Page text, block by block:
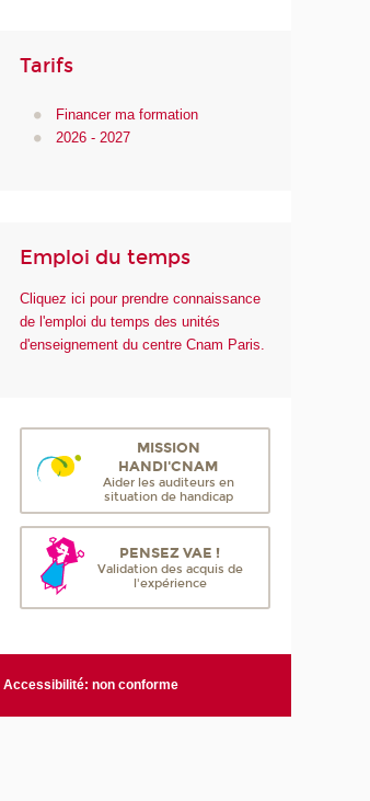
Tarifs
Financer ma formation
2026 - 2027
Emploi du temps
Cliquez ici pour prendre connaissance
de l'emploi du temps des unités
d'enseignement du centre Cnam Paris.
MISSION
HANDI'CNAM
Aider les auditeurs en
situation de handicap
PENSEZ VAE !
Validation des acquis de
l'expérience
Accessibilité: non conforme